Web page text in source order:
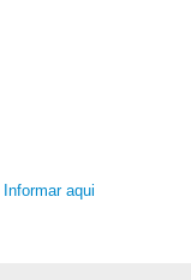
Informar aqui